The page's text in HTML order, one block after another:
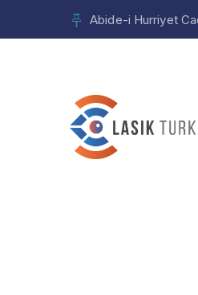
Abide-i Hurriyet